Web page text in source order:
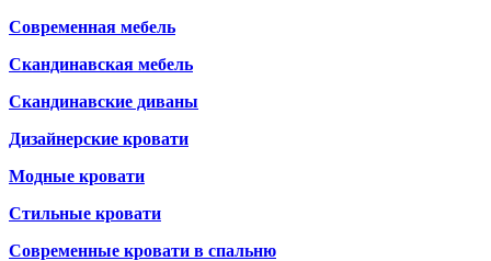
Современная мебель
Скандинавская мебель
Скандинавские диваны
Дизайнерские кровати
Модные кровати
Стильные кровати
Современные кровати в спальню